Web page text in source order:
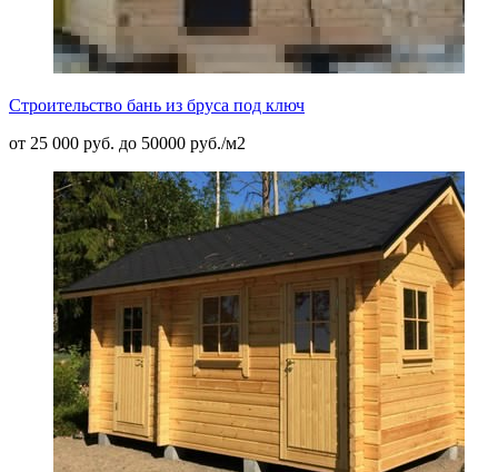
Строительство бань из бруса под ключ
от 25 000 руб. до 50000 руб./м2